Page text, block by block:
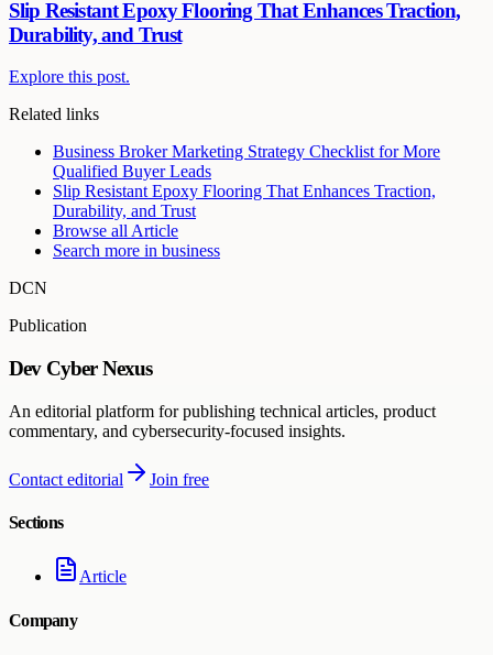
Slip Resistant Epoxy Flooring That Enhances Traction,
Durability, and Trust
Explore this post.
Related links
Business Broker Marketing Strategy Checklist for More
Qualified Buyer Leads
Slip Resistant Epoxy Flooring That Enhances Traction,
Durability, and Trust
Browse all Article
Search more in business
DCN
Publication
Dev Cyber Nexus
An editorial platform for publishing technical articles, product
commentary, and cybersecurity-focused insights.
Contact editorial Join free
Sections
Article
Company